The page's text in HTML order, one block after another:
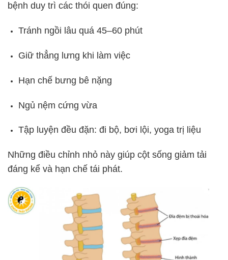
bệnh duy trì các thói quen đúng:
Tránh ngồi lâu quá 45–60 phút
Giữ thẳng lưng khi làm việc
Hạn chế bưng bê nặng
Ngủ nệm cứng vừa
Tập luyện đều đặn: đi bộ, bơi lội, yoga trị liệu
Những điều chỉnh nhỏ này giúp cột sống giảm tải
đáng kể và hạn chế tái phát.